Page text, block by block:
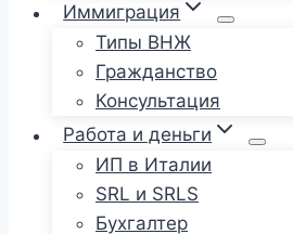
Иммиграция
Типы ВНЖ
Гражданство
Консультация
Работа и деньги
ИП в Италии
SRL и SRLS
Бухгалтер